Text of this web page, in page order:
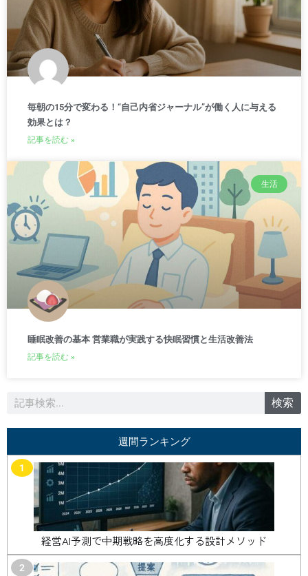
毎朝の15分で変わる！“自己内省ジャーナル”が働く人に与える
効果とは？
記事を読む »
生活
睡眠改善の基本 営業職が実践する快眠習慣と生活改善法
記事を読む »
検
検索
週間ランキング
1
経営AI予測で中期戦略を高度化する設計メソッド
2